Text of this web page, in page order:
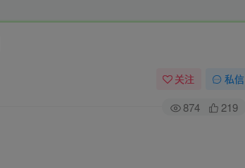
关注 私信
874 219